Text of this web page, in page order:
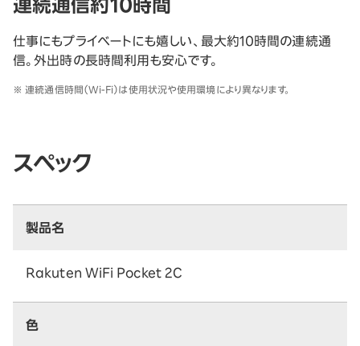
連続通信約10時間
仕事にもプライベートにも嬉しい、最大約10時間の連続通
信。外出時の長時間利用も安心です。
※ 連続通信時間（Wi-Fi）は使用状況や使用環境により異なります。
スペック
製品名
Rakuten WiFi Pocket 2C
色